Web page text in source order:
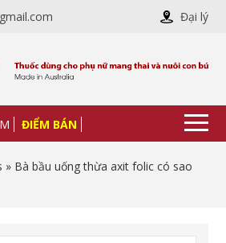
Đại lý
ĐIỂM BÁN
» Bà bầu uống thừa axit folic có sao